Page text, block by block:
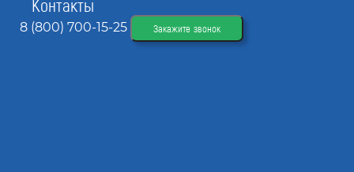
Контакты
8 (800) 700-15-25 Закажите звонок